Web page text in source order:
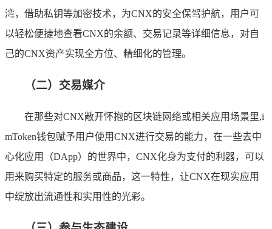
湾，借助私钥等加密技术，为CNX的安全保驾护航，用户可
以轻松便捷地查看CNX的余额、交易记录等详细信息，对自
己的CNX资产实现全方位、精细化的管理。
（二）交易媒介
在那些对CNX敞开怀抱的区块链网络或相关应用场景里,i
mToken钱包赋予用户使用CNX进行交易的能力，在一些去中
心化应用（DApp）的世界中，CNX化身为支付的利器，可以
用来购买特定的服务或商品，这一特性，让CNX在现实应用
中绽放出流通性和实用性的光彩。